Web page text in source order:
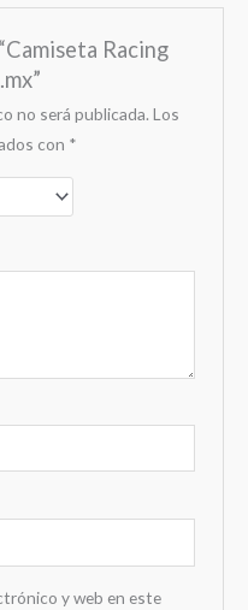
Racing
no será publicada. Los
con *
y web en este